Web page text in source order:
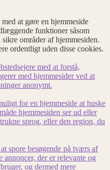
at gøre en hjemmeside
funktioner såsom
områder af hjemmesiden.
ordentligt uden disse cookies.
med at forstå,
med hjemmesider ved at
anonymt.
for en hjemmeside at huske
hjemmesiden ser ud eller
sprog, eller den region, du
spore besøgende på tværs af
annoncer, der er relevante og
og dermed mere